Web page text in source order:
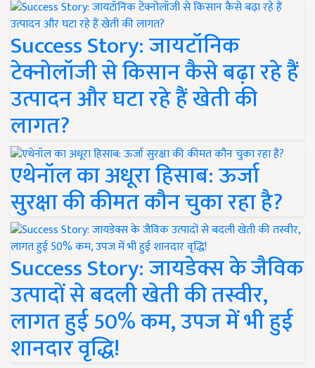
Success Story: जायटॉनिक
टेक्नोलॉजी से किसान कैसे बढ़ा रहे हैं
उत्पादन और घटा रहे हैं खेती की
लागत?
एथेनॉल का अधूरा हिसाब: ऊर्जा
सुरक्षा की कीमत कौन चुका रहा है?
Success Story: जायडेक्स के जैविक
उत्पादों से बदली खेती की तस्वीर,
लागत हुई 50% कम, उपज में भी हुई
शानदार वृद्धि!